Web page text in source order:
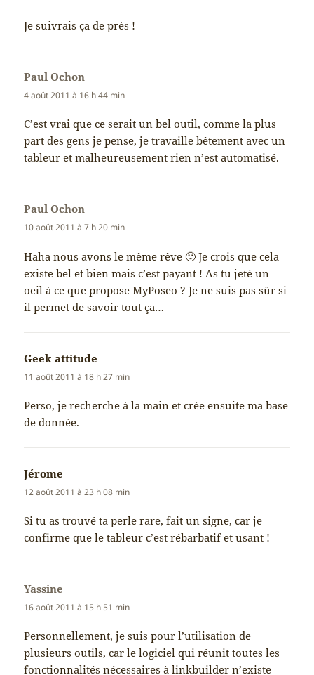
Je suivrais ça de près !
Paul Ochon
4 août 2011 à 16 h 44 min
C’est vrai que ce serait un bel outil, comme la plus
part des gens je pense, je travaille bêtement avec un
tableur et malheureusement rien n’est automatisé.
Paul Ochon
10 août 2011 à 7 h 20 min
Haha nous avons le même rêve 🙂 Je crois que cela
existe bel et bien mais c’est payant ! As tu jeté un
oeil à ce que propose MyPoseo ? Je ne suis pas sûr si
il permet de savoir tout ça…
Geek attitude
11 août 2011 à 18 h 27 min
Perso, je recherche à la main et crée ensuite ma base
de donnée.
Jérome
12 août 2011 à 23 h 08 min
Si tu as trouvé ta perle rare, fait un signe, car je
confirme que le tableur c’est rébarbatif et usant !
Yassine
16 août 2011 à 15 h 51 min
Personnellement, je suis pour l’utilisation de
plusieurs outils, car le logiciel qui réunit toutes les
fonctionnalités nécessaires à linkbuilder n’existe